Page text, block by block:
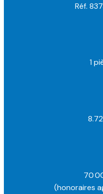
Réf.
1
70
(honoraires